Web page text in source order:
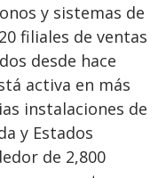
y sistemas de
filiales de ventas
desde hace
activa en más
instalaciones de
y Estados
de 2,800